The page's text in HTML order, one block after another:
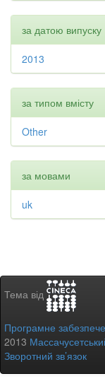
за датою випуску
2013
за типом вмісту
Other
за мовами
uk
Тема від
Програмне
2013
Зворотний зв’язок